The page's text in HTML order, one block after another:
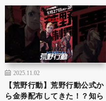
2025.11.02
【荒野行動】荒野行動公式か
ら金券配布してきた！？知ら